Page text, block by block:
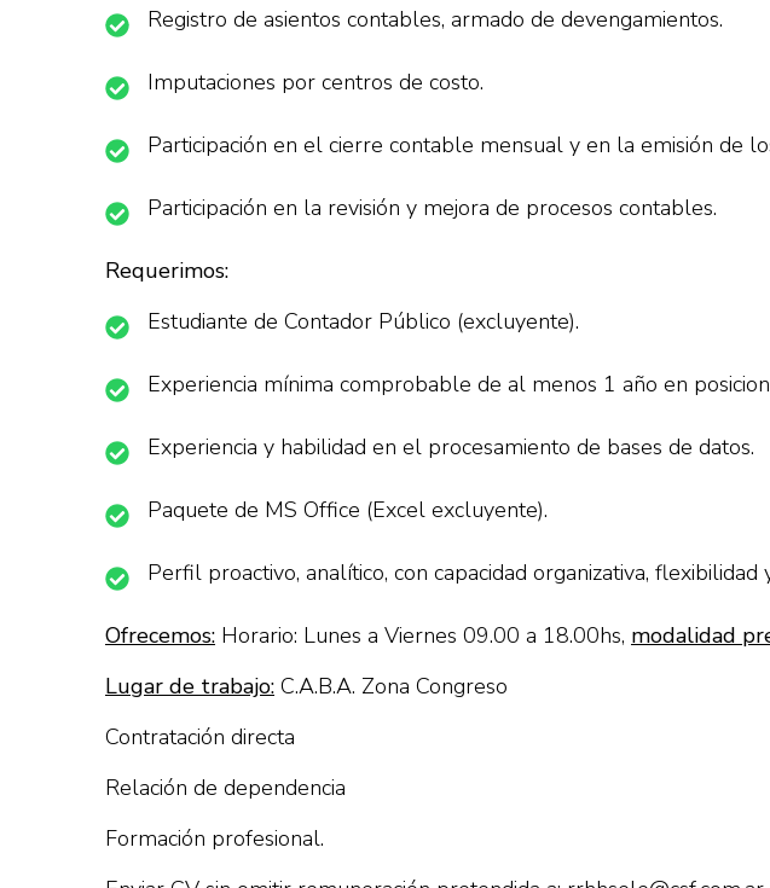
Registro de asientos contables, armado de devengamientos.
Imputaciones por centros de costo.
Participación en el cierre contable mensual y en la emisión de
Participación en la revisión y mejora de procesos contables.
Requerimos:
Estudiante de Contador Público (excluyente).
Experiencia mínima comprobable de al menos 1 año en
Experiencia y habilidad en el procesamiento de bases de datos.
Paquete de MS Office (Excel excluyente).
Perfil proactivo, analítico, con capacidad organizativa,
Ofrecemos: Horario: Lunes a Viernes 09.00 a 18.00hs, modalidad
Lugar de trabajo: C.A.B.A. Zona Congreso
Contratación directa
Relación de dependencia
Formación profesional.